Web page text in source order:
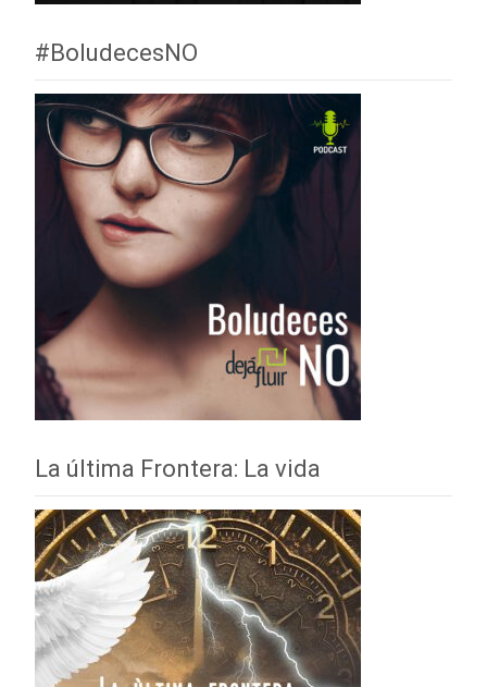
#BoludecesNO
La última Frontera: La vida